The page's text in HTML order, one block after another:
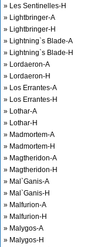
» Les Sentinelles-H
» Lightbringer-A
» Lightbringer-H
» Lightning`s Blade-A
» Lightning`s Blade-H
» Lordaeron-A
» Lordaeron-H
» Los Errantes-A
» Los Errantes-H
» Lothar-A
» Lothar-H
» Madmortem-A
» Madmortem-H
» Magtheridon-A
» Magtheridon-H
» Mal`Ganis-A
» Mal`Ganis-H
» Malfurion-A
» Malfurion-H
» Malygos-A
» Malygos-H